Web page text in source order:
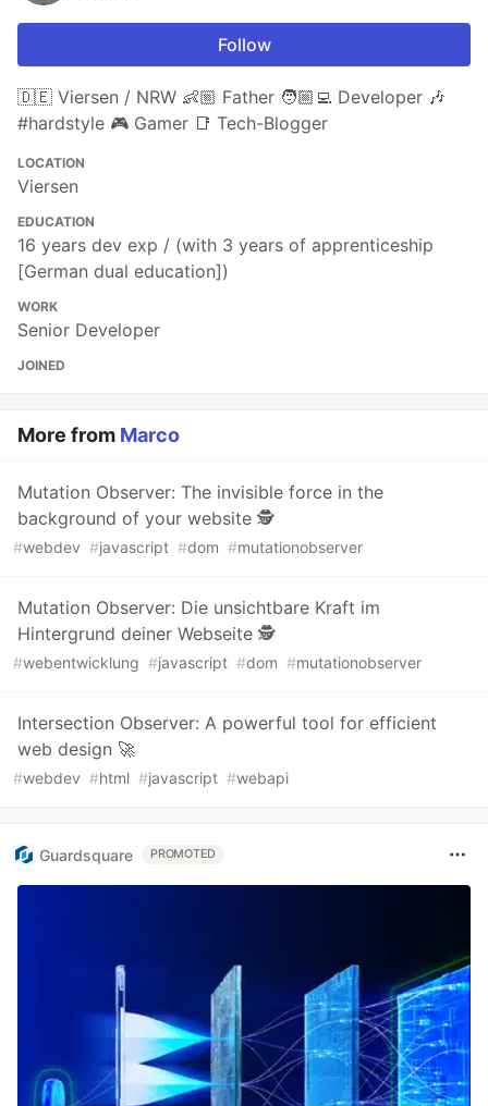
Follow
🇩🇪 Viersen / NRW 👶🏼 Father 🧑🏼‍💻 Developer 🎶
#hardstyle 🎮 Gamer 📑 Tech-Blogger
LOCATION
Viersen
EDUCATION
16 years dev exp / (with 3 years of apprenticeship
[German dual education])
WORK
Senior Developer
JOINED
More from Marco
Mutation Observer: The invisible force in the
background of your website 🕵️
#webdev #javascript #dom #mutationobserver
Mutation Observer: Die unsichtbare Kraft im
Hintergrund deiner Webseite 🕵️
#webentwicklung #javascript #dom #mutationobserver
Intersection Observer: A powerful tool for efficient
web design 🚀
#webdev #html #javascript #webapi
Guardsquare PROMOTED